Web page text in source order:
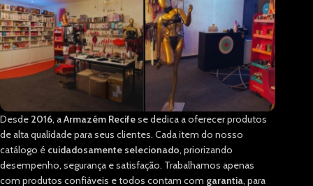
Desde 2016, aArmazém Recifese dedica a oferecer produtos
de alta qualidade para seus clientes. Cada item do nosso
catálogo é cuidadosamente selecionado, priorizando
desempenho, segurança e satisfação. Trabalhamos apenas
com produtos confiáveis e todos contam com garantia, para